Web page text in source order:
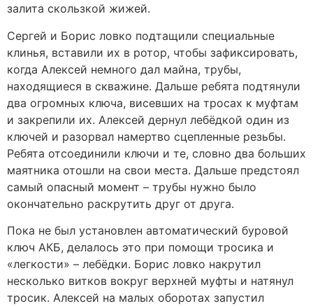
залита скользкой жижей.
Сергей и Борис ловко подтащили специальные
клинья, вставили их в ротор, чтобы зафиксировать,
когда Алексей немного дал майна, трубы,
находящиеся в скважине. Дальше ребята подтянули
два огромных ключа, висевших на тросах к муфтам
и закрепили их. Алексей дернул лебёдкой один из
ключей и разорвал намертво сцепленные резьбы.
Ребята отсоединили ключи и те, словно два больших
маятника отошли на свои места. Дальше предстоял
самый опасный момент – трубы нужно было
окончательно раскрутить друг от друга.
Пока не был установлен автоматический буровой
ключ АКБ, делалось это при помощи тросика и
«легкости» – лебёдки. Борис ловко накрутил
несколько витков вокруг верхней муфты и натянул
тросик. Алексей на малых оборотах запустил